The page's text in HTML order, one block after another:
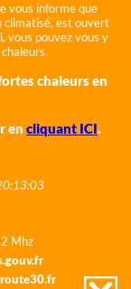
vous informe que
climatisé, est ouvert
vous pouvez vous y
chaleurs en
en cliquant ICI.
Mhz